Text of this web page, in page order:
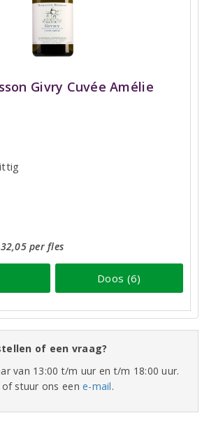
Givry Cuvée Amélie
per fles
Doos (6)
of een vraag?
van 13:00 t/m uur en t/m 18:00 uur.
of stuur ons eene-mail.